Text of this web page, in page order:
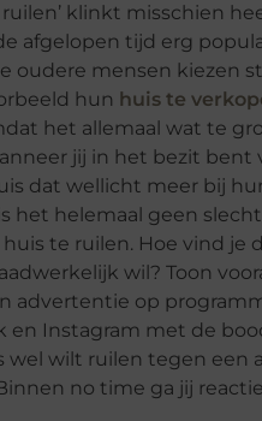
ruilen’ klinkt misschien
afgelopen tijd erg
oudere mensen kiezen
hun huis te
het allemaal wat te
jij in het bezit bent
dat wellicht meer bij
het helemaal geen
huis te ruilen. Hoe vind je
wil? Toon
advertentie op
en Instagram met de
wel wilt ruilen tegen een
no time ga jij